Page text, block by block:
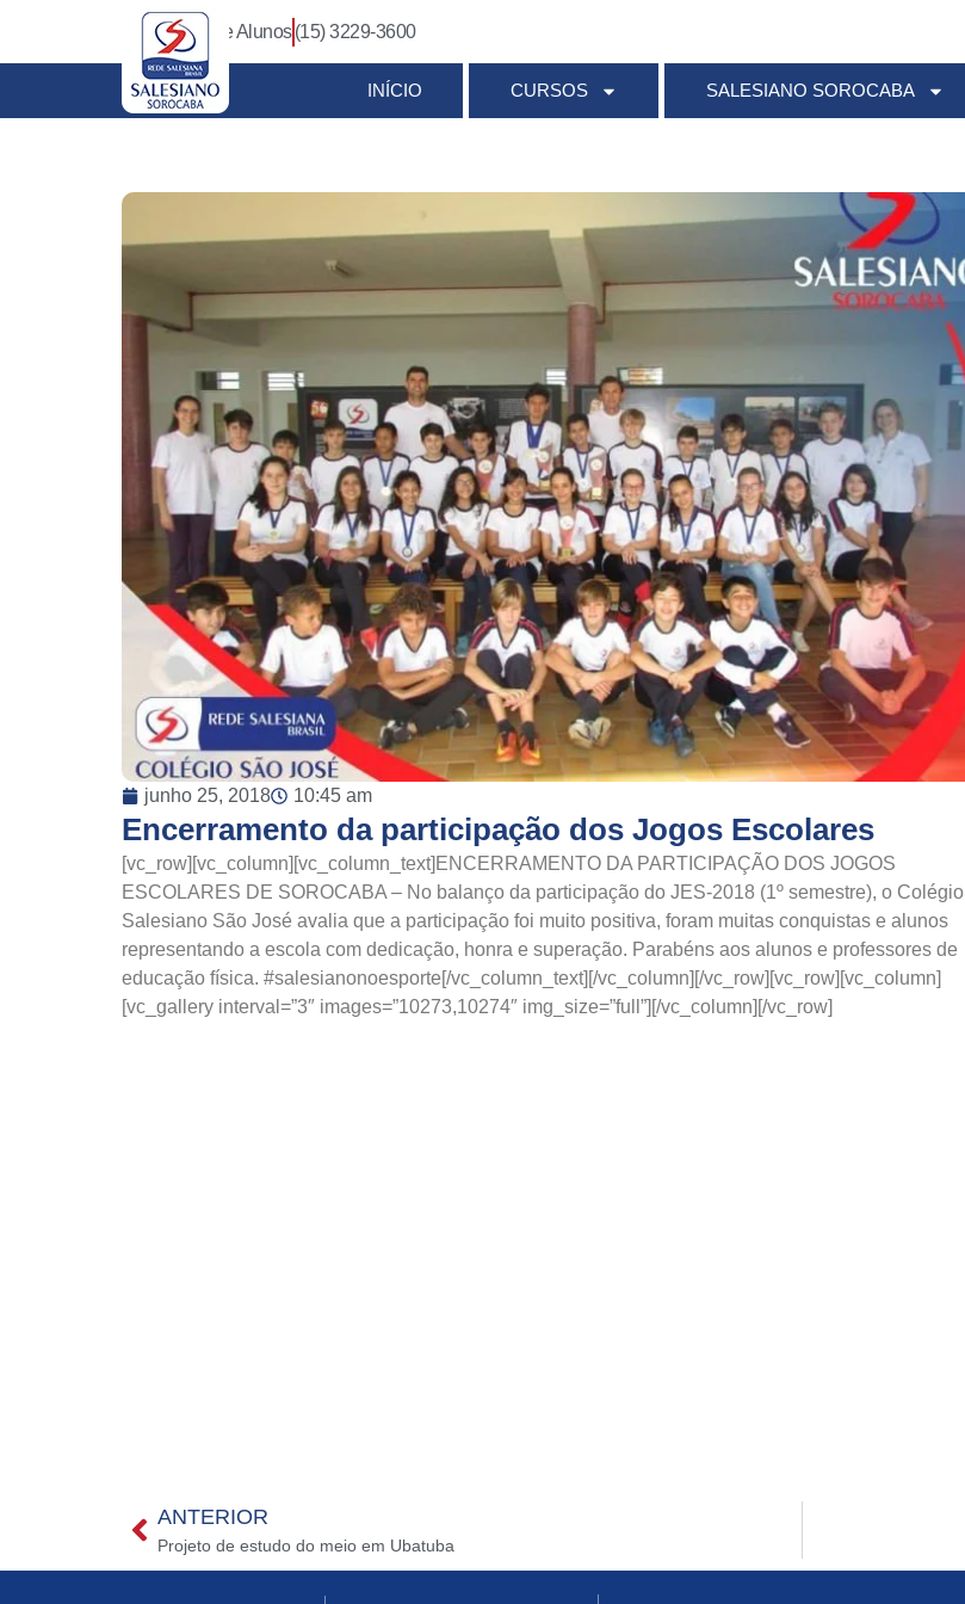
Login Pais e Alunos (15) 3229-3600
INÍCIO CURSOS SALESIANO SOROCABA
junho 25, 2018 10:45 am
Encerramento da participação dos Jogos Escolares
[vc_row][vc_column][vc_column_text]ENCERRAMENTO DA PARTICIPAÇÃO DOS JOGOS
ESCOLARES DE SOROCABA – No balanço da participação do JES-2018 (1º semestre), o Colégio
Salesiano São José avalia que a participação foi muito positiva, foram muitas conquistas e alunos
representando a escola com dedicação, honra e superação. Parabéns aos alunos e professores de
educação física. #salesianonoesporte[/vc_column_text][/vc_column][/vc_row][vc_row][vc_column]
[vc_gallery interval=”3″ images=”10273,10274″ img_size=”full”][/vc_column][/vc_row]
ANTERIOR
Projeto de estudo do meio em Ubatuba